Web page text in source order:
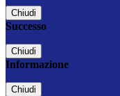
Chiudi
Successo
Chiudi
Informazione
Chiudi